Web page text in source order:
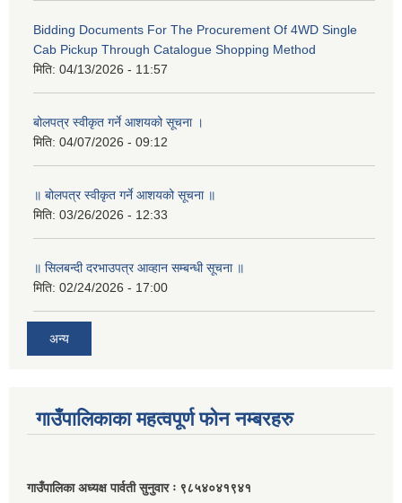
Bidding Documents For The Procurement Of 4WD Single
Cab Pickup Through Catalogue Shopping Method
मिति: 04/13/2026 - 11:57
बोलपत्र स्वीकृत गर्ने आशयको सूचना ।
मिति: 04/07/2026 - 09:12
॥ बोलपत्र स्वीकृत गर्ने आशयको सूचना ॥
मिति: 03/26/2026 - 12:33
॥ सिलबन्दी दरभाउपत्र आव्हान सम्बन्धी सूचना ॥
मिति: 02/24/2026 - 17:00
अन्य
गाउँपालिकाका महत्वपूर्ण फोन नम्बरहरु
गाउँपालिका अध्यक्ष पार्वती सुनुवार ः ९८५४०४१९४१